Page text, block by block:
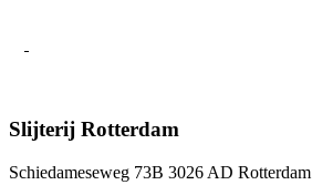
Slijterij Rotterdam
Schiedameseweg 73B 3026 AD Rotterdam